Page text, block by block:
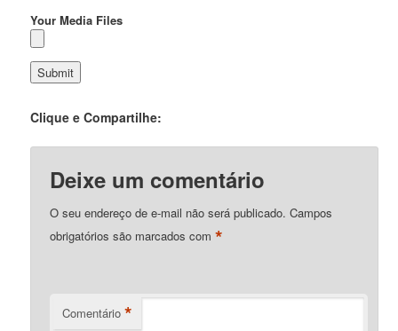
Your Media Files
Clique e Compartilhe:
Deixe um comentário
O seu endereço de e-mail não será publicado. Campos
obrigatórios são marcados com*
Comentário *